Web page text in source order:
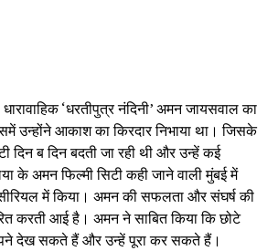
‘धरतीपुत्र नंदिनी’ अमन जायसवाल का
उन्होंने आकाश का किरदार निभाया था। जिसके
दिन ब दिन बदती जा रही थी और उन्हें कई
के अमन फिल्मी सिटी कही जाने वाली मुंबई में
में किया। अमन की सफलता और संघर्ष की
करती आई है। अमन ने साबित किया कि छोटे
देख सकते हैं और उन्हें पूरा कर सकते हैं।